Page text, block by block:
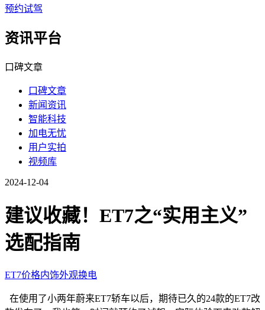
预约试驾
资讯平台
口碑文章
口碑文章
新闻资讯
智能科技
加电无忧
用户实拍
视频库
2024-12-04
建议收藏！ET7之“实用主义”
选配指南
ET7价格内饰外观换电
在使用了小两年蔚来ET7轿车以后，期待已久的24款的ET7改